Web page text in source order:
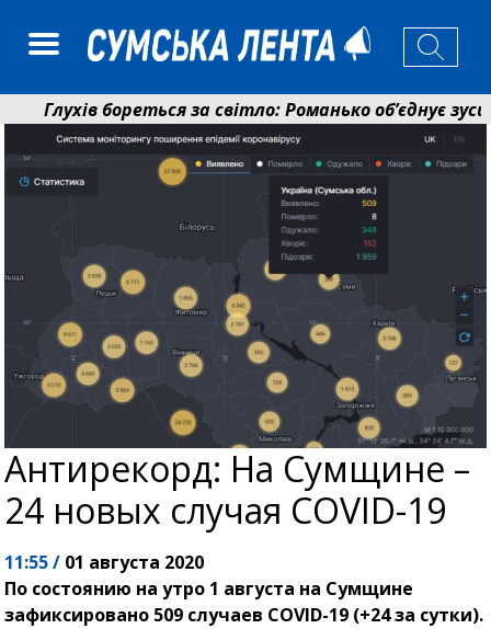
Глухів бореться за світло: Романько об’єднує
Пенсійний фонд Сумщини спрямував 0,2 млрд грн
Антирекорд: На Сумщине –
24 новых случая COVID-19
11:55 / 01 августа 2020
По состоянию на утро 1 августа на Сумщине
зафиксировано 509 случаев COVID-19 (+24 за сутки).